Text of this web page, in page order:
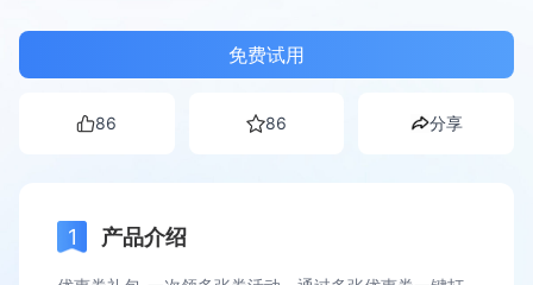
免费试用
86 86 分享
产品介绍